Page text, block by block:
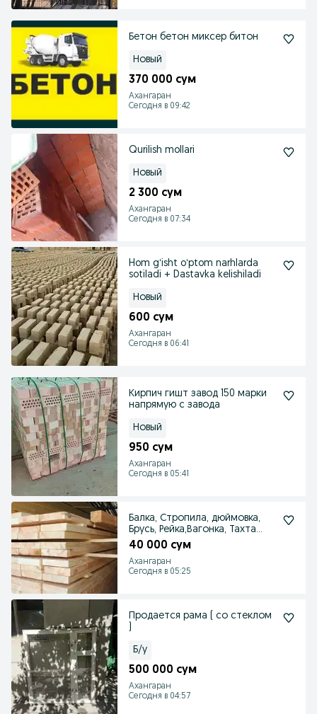
Бетон бетон миксер битон
Новый
370 000 сум
Ахангаран
Сегодня в 09:42
Qurilish mollari
Новый
2 300 сум
Ахангаран
Сегодня в 07:34
Hom gʻisht oʻptom narhlarda
sotiladi + Dastavka kelishiladi
Новый
600 сум
Ахангаран
Сегодня в 06:41
Кирпич гишт завод 150 марки
напрямую с завода
Новый
950 сум
Ахангаран
Сегодня в 05:41
Балка, Стропила, дюймовка,
Брусь, Рейка,Вагонка, Тахта
махсулотлари
40 000 сум
Ахангаран
Сегодня в 05:25
Продается рама ( со стеклом
)
Б/у
500 000 сум
Ахангаран
Сегодня в 04:57